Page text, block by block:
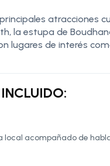
atracciones
la estupa de
lugares de interés
local acompañado de